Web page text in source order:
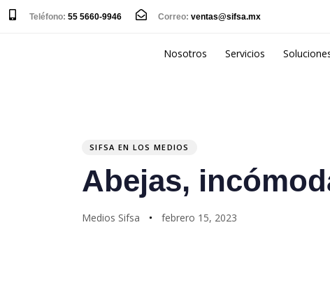
Teléfono: 55 5660-9946 Correo: ventas@sifsa.mx
Nosotros Servicios
SIFSA EN LOS MEDIOS
Abejas,
Medios Sifsa febrero 15, 2023